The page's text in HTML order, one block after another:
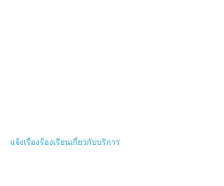
แจ้งเรื่องร้องเรียนเกี่ยวกับบริการ